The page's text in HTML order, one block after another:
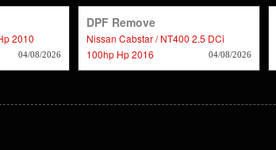
2010
04/08/2026
DPF Remove
Nissan Cabstar / NT400 2.5 DCi
100hp Hp 2016
04/08/2026